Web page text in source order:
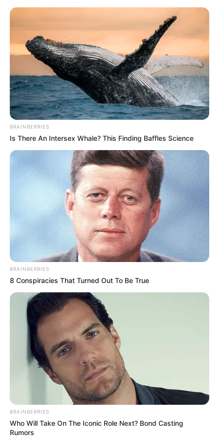
Painel para Festa Junina: 5 Passo
a Passos + Ideias Incríveis
Finalmente as festas juninas estão voltando,
após mais de dois anos de pandemia! E para
retornar com tudo, as preparações já estão a
todo vapor. Ensaios de dança, comidas típicas e,
claro, a decoração não podem faltar nessa
grande festa.
BRAINBERRIES
Is There An Intersex Whale? This Finding Baffles Science
BRAINBERRIES
8 Conspiracies That Turned Out To Be True
BRAINBERRIES
Who Will Take On The Iconic Role Next? Bond Casting
Rumors
Save